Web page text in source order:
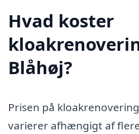
Hvad koster
Blåhøj?
Prisen på
varierer afhængigt af